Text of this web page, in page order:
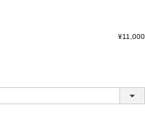
¥11,000